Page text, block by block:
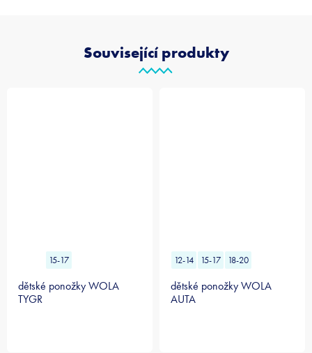
Související produkty
15-17
dětské ponožky WOLA
TYGR
12-14 15-17 18-20
dětské ponožky WOLA
AUTA